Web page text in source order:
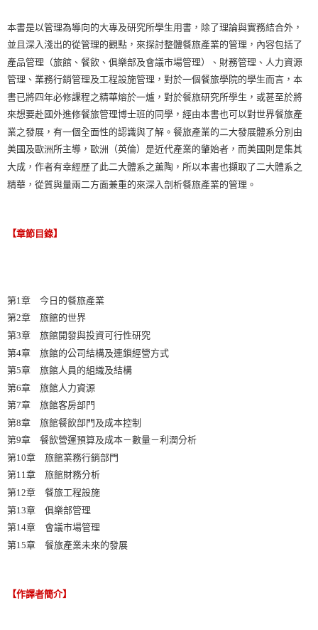
本書是以管理為導向的大專及研究所學生用書，除了理論與實務結合外，
並且深入淺出的從管理的觀點，來探討整體餐旅產業的管理，內容包括了
產品管理（旅館、餐飲、俱樂部及會議市場管理）、財務管理、人力資源
管理、業務行銷管理及工程設施管理，對於一個餐旅學院的學生而言，本
書已將四年必修課程之精華熔於一爐，對於餐旅研究所學生，或甚至於將
來想要赴國外進修餐旅管理博士班的同學，經由本書也可以對世界餐旅產
業之發展，有一個全面性的認識與了解。餐旅產業的二大發展體系分別由
美國及歐洲所主導，歐洲（英倫）是近代產業的肇始者，而美國則是集其
大成，作者有幸經歷了此二大體系之薰陶，所以本書也擷取了二大體系之
精華，從質與量兩二方面兼重的來深入剖析餐旅產業的管理。
【章節目錄】
第1章 今日的餐旅產業
第2章 旅館的世界
第3章 旅館開發與投資可行性研究
第4章 旅館的公司結構及連鎖經營方式
第5章 旅館人員的組織及結構
第6章 旅館人力資源
第7章 旅館客房部門
第8章 旅館餐飲部門及成本控制
第9章 餐飲營運預算及成本－數量－利潤分析
第10章 旅館業務行銷部門
第11章 旅館財務分析
第12章 餐旅工程設施
第13章 俱樂部管理
第14章 會議市場管理
第15章 餐旅產業未來的發展
【作譯者簡介】